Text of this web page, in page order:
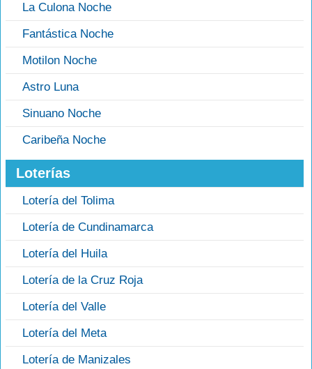
La Culona Noche
Fantástica Noche
Motilon Noche
Astro Luna
Sinuano Noche
Caribeña Noche
Loterías
Lotería del Tolima
Lotería de Cundinamarca
Lotería del Huila
Lotería de la Cruz Roja
Lotería del Valle
Lotería del Meta
Lotería de Manizales